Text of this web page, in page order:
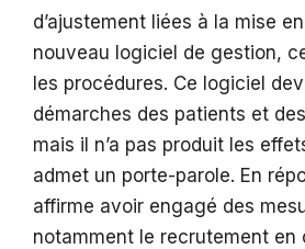
d’ajustement liées à la mise
nouveau logiciel de gestion,
les procédures. Ce logiciel
démarches des patients et
mais il n’a pas produit les
admet un porte-parole. En
affirme avoir engagé des
notamment le recrutement en